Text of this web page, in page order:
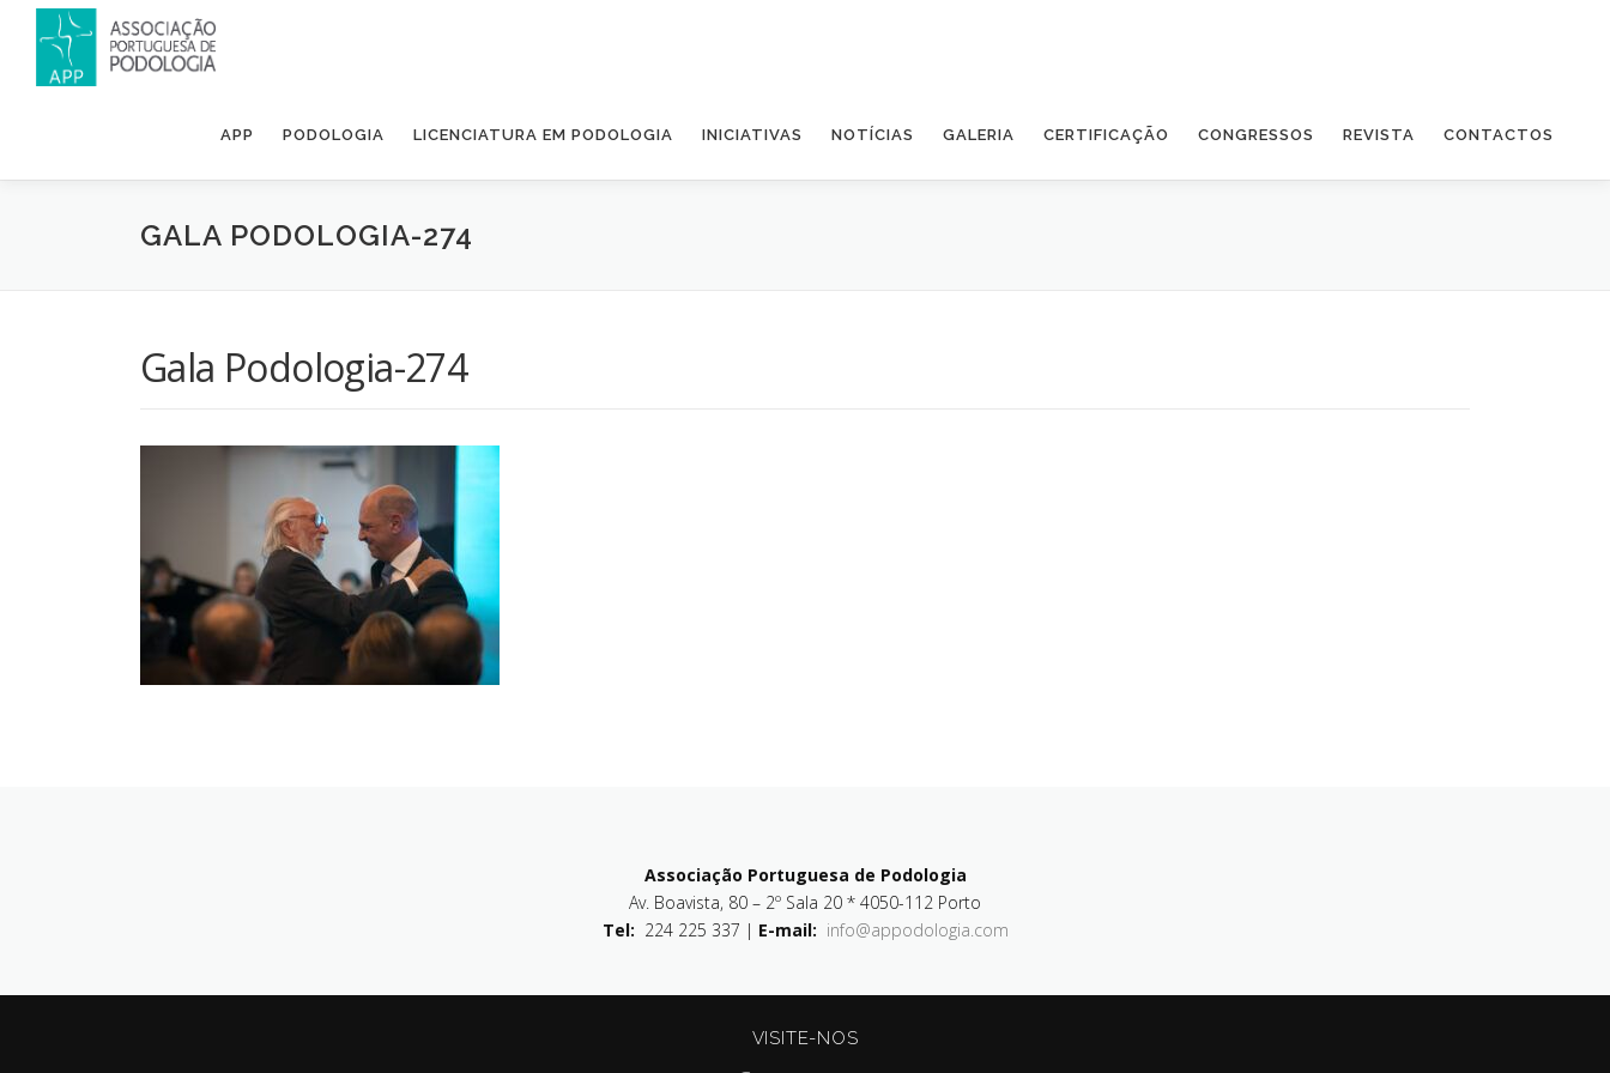
APP PODOLOGIA LICENCIATURA EM PODOLOGIA INICIATIVAS NOTÍCIAS GALERIA CERTIFICAÇÃO CONGRESSOS REVISTA CONTACTOS
GALA PODOLOGIA-274
Gala Podologia-274
Associação Portuguesa de Podologia
Av. Boavista, 80 – 2º Sala 20 * 4050-112 Porto
Tel: 224 225 337 | E-mail: info@appodologia.com
VISITE-NOS